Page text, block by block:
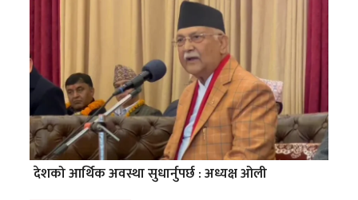
देशको आर्थिक अवस्था सुधार्नुपर्छ : अध्यक्ष ओली